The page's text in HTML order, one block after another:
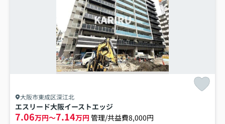
大阪市東成区深江北
エスリード大阪イーストエッジ
7.06万円～7.14万円 管理/共益費8,000円